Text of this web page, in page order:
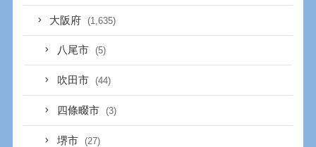
大阪府 (1,635)
八尾市 (5)
吹田市 (44)
四條畷市 (3)
堺市 (27)